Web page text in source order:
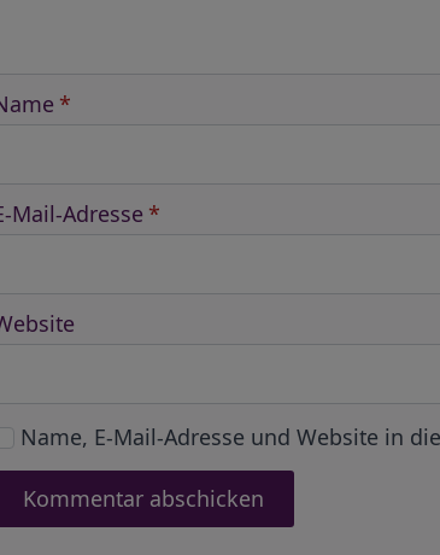
*
Mail-Adresse *
Name, E-Mail-Adresse und Website in